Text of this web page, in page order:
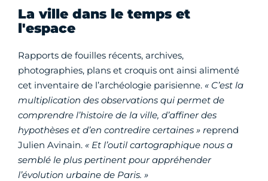
La ville dans le temps et
l'espace
Rapports de fouilles récents, archives,
photographies, plans et croquis ont ainsi alimenté
cet inventaire de l’archéologie parisienne. « C’est la
multiplication des observations qui permet de
comprendre l’histoire de la ville, d’affiner des
hypothèses et d’en contredire certaines » reprend
Julien Avinain. « Et l’outil cartographique nous a
semblé le plus pertinent pour appréhender
l’évolution urbaine de Paris. »